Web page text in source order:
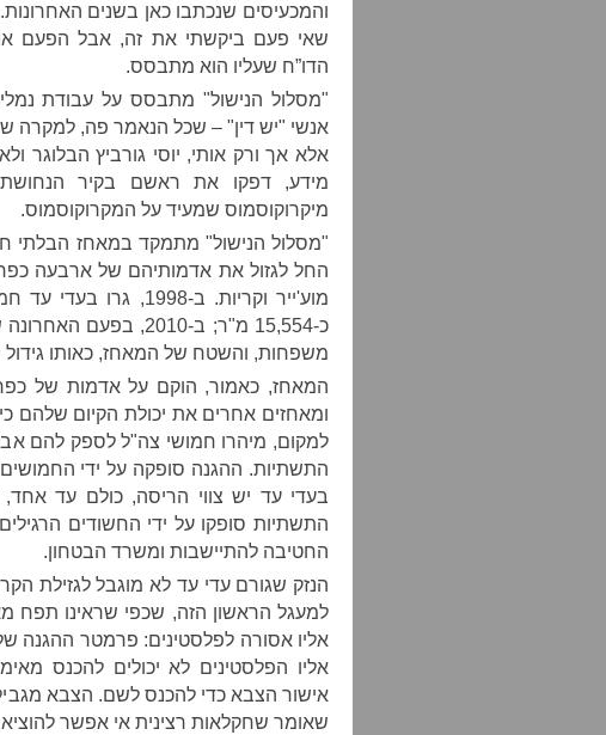
והמכעיסים שנכתבו כאן בשנים
שאי פעם ביקשתי את זה, אבל הפעם
הדו”ח שעליו הוא מתבסס.
"מסלול הנישול" מתבסס על עבודת
אנשי "יש דין" – שכל הנאמר פה, למקרה
אלא אך ורק אותי, יוסי גורביץ הבלוגר
מידע, דפקו את ראשם בקיר
מיקרוקוסמוס שמעיד על המקרוקוסמוס.
החל לגזול את אדמותיהם של ארבעה
מוע'ייר וקריות. ב-
משפחות, והשטח של המאחז, כאותו גידול סרטני,
המאחז, כאמור, הוקם על אדמות של
ומאחזים אחרים את יכולת הקיום שלהם
למקום, מיהרו חמושי צה"ל לספק להם
התשתיות. ההגנה סופקה על ידי
בעדי עד יש צווי הריסה, כולם עד
התשתיות סופקו על ידי החשודים
החטיבה להתיישבות ומשרד הבטחון.
הנזק שגורם עדי עד לא מוגבל לגזילת
למעגל הראשון הזה, שכפי שראינו תפח
אליו אסורה לפלסטינים: פרמטר ההגנה
אליו הפלסטינים לא יכולים להכנס
אישור הצבא כדי להכנס לשם. הצבא
שאומר שחקלאות רצינית אי אפשר